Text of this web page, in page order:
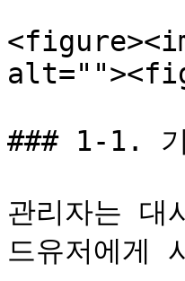
### 1-1.
관리자는
드유저에게